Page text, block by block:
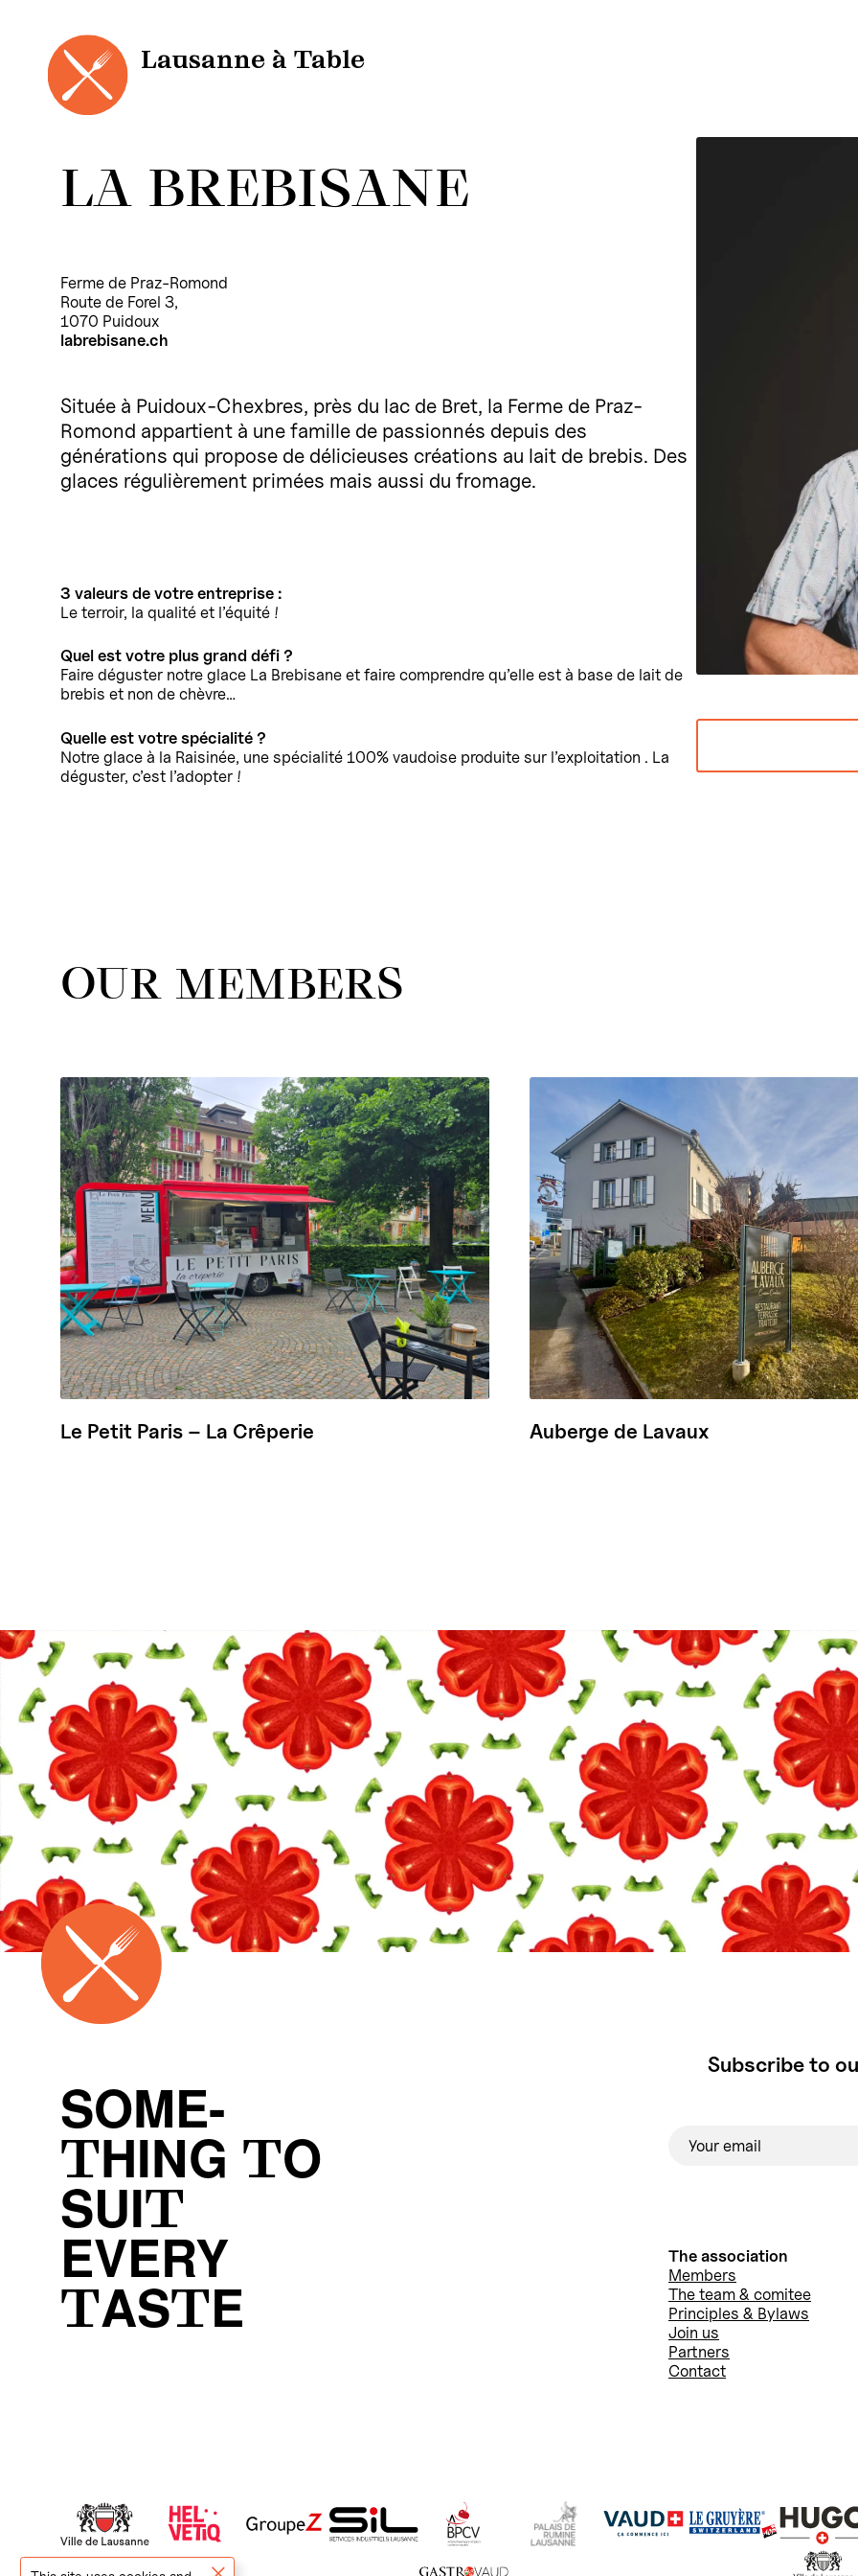
Lausanne à Table
LA BREBISANE
Ferme de Praz-Romond
Route de Forel 3,
1070 Puidoux
labrebisane.ch
Située à Puidoux-Chexbres, près du lac de Bret, la Ferme de Praz-
Romond appartient à une famille de passionnés depuis des
générations qui propose de délicieuses créations au lait de brebis. Des
glaces régulièrement primées mais aussi du fromage.
3 valeurs de votre entreprise :
Le terroir, la qualité et l’équité !
Quel est votre plus grand défi ?
Faire déguster notre glace La Brebisane et faire comprendre qu’elle est à base de lait de
brebis et non de chèvre…
Quelle est votre spécialité ?
Notre glace à la Raisinée, une spécialité 100% vaudoise produite sur l’exploitation . La
déguster, c’est l’adopter !
OUR MEMBERS
Le Petit Paris – La Crêperie Auberge de Lavaux
SOME-
THING TO
SUIT
EVERY
TASTE
Subscribe to
The association
Members
The team & comitee
Principles & Bylaws
Join us
Partners
Contact